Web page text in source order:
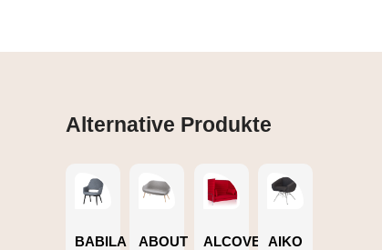
Alternative Produkte
BABILA
ABOUT
ALCOVE
AIKO